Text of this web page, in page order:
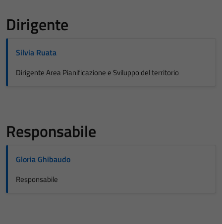
Dirigente
Silvia Ruata
Dirigente Area Pianificazione e Sviluppo del territorio
Responsabile
Gloria Ghibaudo
Responsabile